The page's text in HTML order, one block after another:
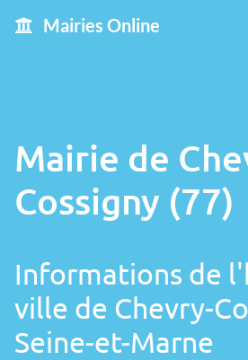
Mairies Online
Mairie de
Cossigny (77)
Informations de
ville de Chevry-
Seine-et-Marne